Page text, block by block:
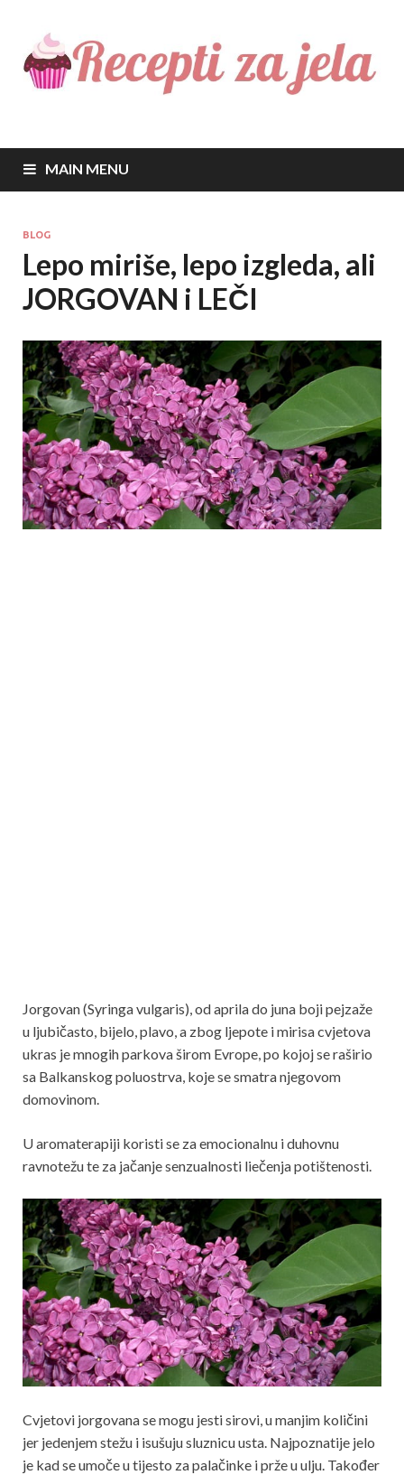
Recepti za jela
MAIN MENU
BLOG
Lepo miriše, lepo izgleda, ali
JORGOVAN i LEČI
Jorgovan (Syringa vulgaris), od aprila do juna boji pejzaže
u ljubičasto, bijelo, plavo, a zbog ljepote i mirisa cvjetova
ukras je mnogih parkova širom Evrope, po kojoj se raširio
sa Balkanskog poluostrva, koje se smatra njegovom
domovinom.
U aromaterapiji koristi se za emocionalnu i duhovnu
ravnotežu te za jačanje senzualnosti liečenja potištenosti.
Cvjetovi jorgovana se mogu jesti sirovi, u manjim količini
jer jedenjem stežu i isušuju sluznicu usta. Najpoznatije jelo
je kad se umoče u tijesto za palačinke i prže u ulju. Također